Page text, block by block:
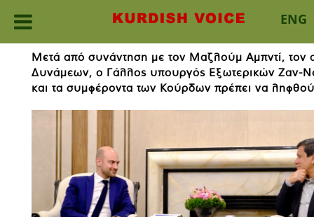
ENG
content
Μετά από συνάντηση με τον Μαζλούμ Αμπντί,
Δυνάμεων, ο Γάλλος υπουργός Εξωτερικών Ζαν-
και τα συμφέροντα των Κούρδων πρέπει να